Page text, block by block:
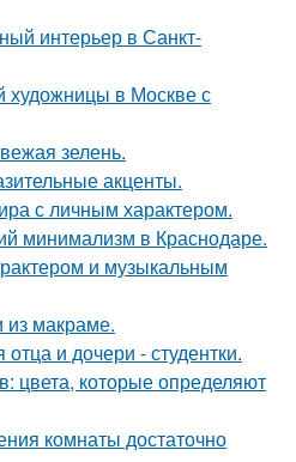
интерьер в Санкт-
художницы в Москве с
зелень.
акценты.
с личным характером.
минимализм в Краснодаре.
и музыкальным
из макраме.
и дочери - студентки.
цвета, которые определяют
комнаты достаточно